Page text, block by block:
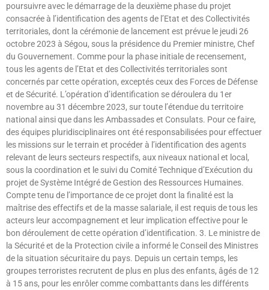
poursuivre avec le démarrage de la deuxième phase du projet
consacrée à l’identification des agents de l’Etat et des Collectivités
territoriales, dont la cérémonie de lancement est prévue le jeudi 26
octobre 2023 à Ségou, sous la présidence du Premier ministre, Chef
du Gouvernement. Comme pour la phase initiale de recensement,
tous les agents de l’Etat et des Collectivités territoriales sont
concernés par cette opération, exceptés ceux des Forces de Défense
et de Sécurité. L’opération d’identification se déroulera du 1er
novembre au 31 décembre 2023, sur toute l’étendue du territoire
national ainsi que dans les Ambassades et Consulats. Pour ce faire,
des équipes pluridisciplinaires ont été responsabilisées pour effectuer
les missions sur le terrain et procéder à l’identification des agents
relevant de leurs secteurs respectifs, aux niveaux national et local,
sous la coordination et le suivi du Comité Technique d’Exécution du
projet de Système Intégré de Gestion des Ressources Humaines.
Compte tenu de l’importance de ce projet dont la finalité est la
maîtrise des effectifs et de la masse salariale, il est requis de tous les
acteurs leur accompagnement et leur implication effective pour le
bon déroulement de cette opération d’identification. 3. Le ministre de
la Sécurité et de la Protection civile a informé le Conseil des Ministres
de la situation sécuritaire du pays. Depuis un certain temps, les
groupes terroristes recrutent de plus en plus des enfants, âgés de 12
à 15 ans, pour les enrôler comme combattants dans les différents